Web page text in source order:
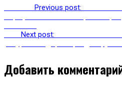
Previous post:
Next post:
Добавить